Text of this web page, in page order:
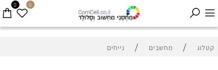
0 0
קטלוג / מחשבים / נייחים